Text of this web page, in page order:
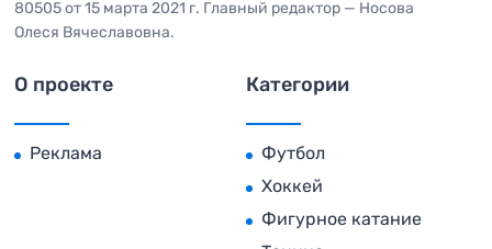
80505 от 15 марта 2021 г. Главный редактор — Носова
Олеся Вячеславовна.
О проекте
Реклама
Категории
Футбол
Хоккей
Фигурное катание